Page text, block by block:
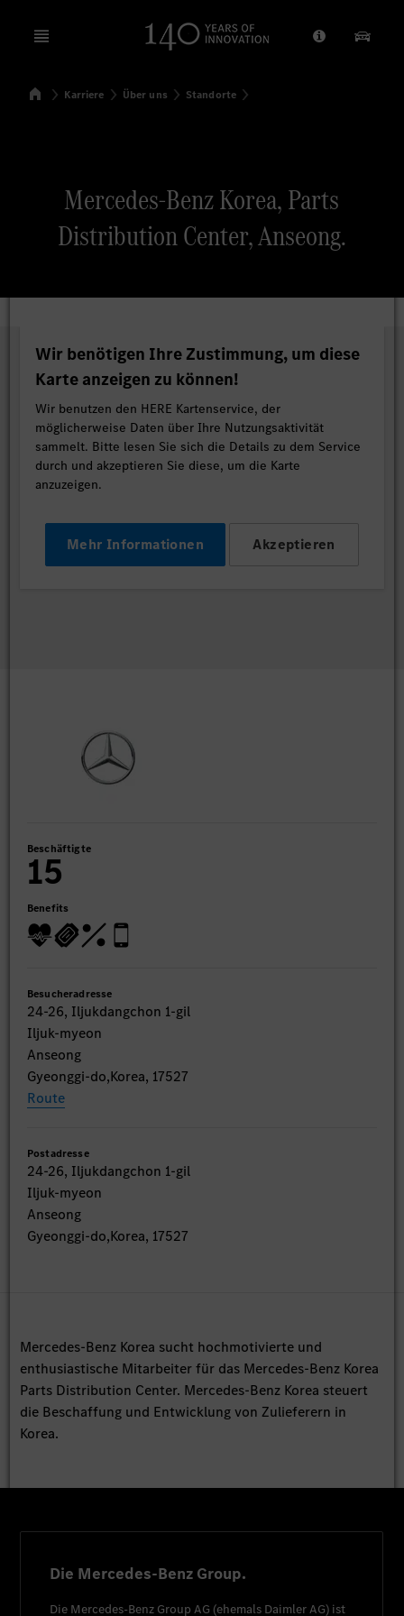
Open menu Anbieter/
SuchenStartseite
Karriere Über uns Standorte
Mercedes-Benz Korea, Parts
Distribution Center, Anseong.
Wir benötigen Ihre Zustimmung, um diese
Karte anzeigen zu können!
Wir benutzen den HERE Kartenservice, der
möglicherweise Daten über Ihre Nutzungsaktivität
sammelt. Bitte lesen Sie sich die Details zu dem Service
durch und akzeptieren Sie diese, um die Karte
anzuzeigen.
Mehr Informationen Akzeptieren
Beschäftigte
15
Benefits
Besucheradresse
24-26, Iljukdangchon 1-gil
Iljuk-myeon
Anseong
Gyeonggi-do,Korea, 17527
Route
Postadresse
24-26, Iljukdangchon 1-gil
Iljuk-myeon
Anseong
Gyeonggi-do,Korea, 17527
Mercedes-Benz Korea sucht hochmotivierte und
enthusiastische Mitarbeiter für das Mercedes-Benz Korea
Parts Distribution Center. Mercedes-Benz Korea steuert
die Beschaffung und Entwicklung von Zulieferern in
Korea.
Die Mercedes-Benz Group.
Die Mercedes-Benz Group AG (ehemals Daimler AG) ist